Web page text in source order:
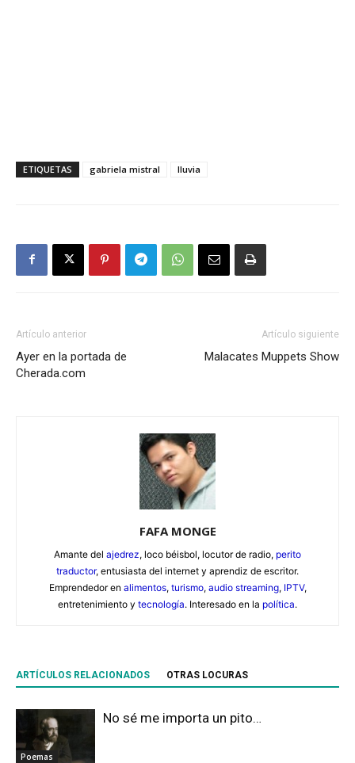
ETIQUETAS gabriela mistral lluvia
Artículo anterior
Ayer en la portada de
Cherada.com
Artículo siguiente
Malacates Muppets Show
FAFA MONGE
Amante del ajedrez, loco béisbol, locutor de radio, perito
traductor, entusiasta del internet y aprendiz de escritor.
Emprendedor en alimentos, turismo, audio streaming, IPTV,
entretenimiento y tecnología. Interesado en la política.
ARTÍCULOS RELACIONADOS OTRAS LOCURAS
Poemas
No sé me importa un pito…